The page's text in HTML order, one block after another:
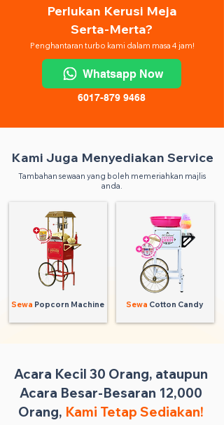
Perlukan Kerusi Meja
Serta-Merta?
Penghantaran turbo kami dalam masa 4 jam!
Whatsapp Now
6017-879 9468
Kami Juga Menyediakan Service
Tambahan sewaan yang boleh memeriahkan majlis
anda.
Sewa Popcorn Machine Sewa Cotton Candy
Acara Kecil 30 Orang, ataupun
Acara Besar-Besaran 12,000
Orang, Kami Tetap Sediakan!